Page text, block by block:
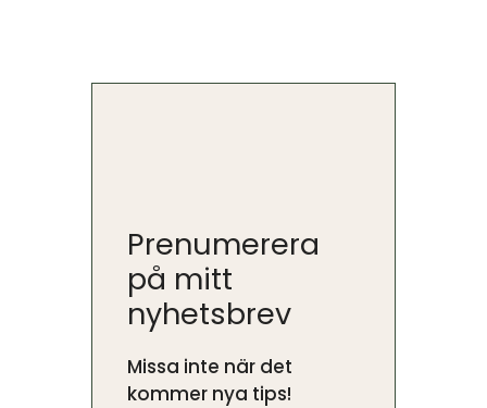
Prenumerera
på mitt
nyhetsbrev
Missa inte när det
kommer nya tips!